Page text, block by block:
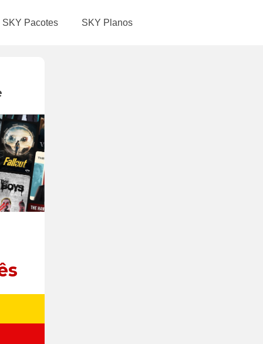
SKY Pacotes SKY Planos